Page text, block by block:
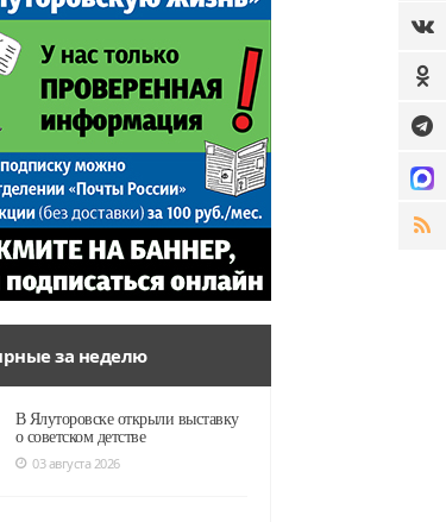
за неделю
В Ялуторовске открыли выставку
о советском детстве
03 августа 2026